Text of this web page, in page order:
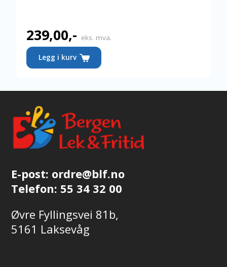
239,00,- eks. mva.
Legg i kurv
E-post: ordre@blf.no
Telefon: 55 34 32 00
Øvre Fyllingsvei 81b,
5161 Laksevåg